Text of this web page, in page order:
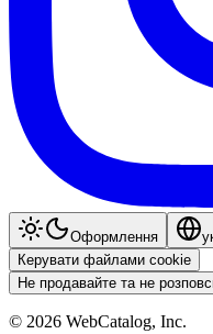
Оформлення
Керувати файлами cookie
Не продавайте та не
© 2026 WebCatalog, Inc.